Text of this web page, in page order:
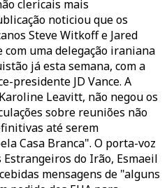
clericais mais
noticiou que os
Steve Witkoff e Jared
uma delegação iraniana
já esta semana, com a
presidente JD Vance. A
Leavitt, não negou os
sobre reuniões não
até serem
Casa Branca". O porta-voz
do Irão, Esmaeil
mensagens de "alguns